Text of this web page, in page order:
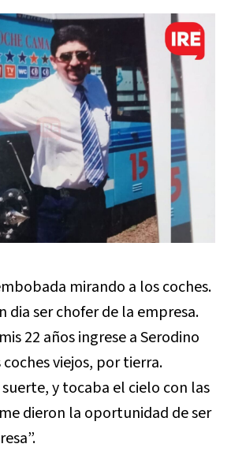
mirando a los coches.
dia ser chofer de la empresa.
22 años ingrese a Serodino
viejos, por tierra.
y tocaba el cielo con las
dieron la oportunidad de ser